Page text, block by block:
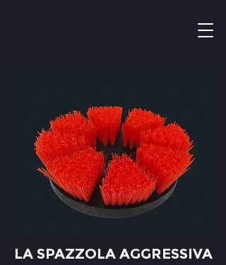
LA SPAZZOLA AGGRESSIVA